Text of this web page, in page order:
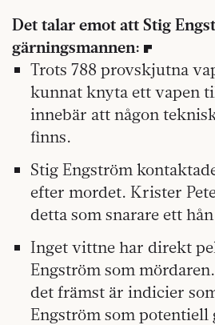
Det talar emot att Stig
gärningsmannen:
Trots 788 provskjutna
kunnat knyta ett vapen
innebär att någon
finns.
Stig Engström
efter mordet. Krister
detta som snarare ett
Inget vittne har direkt
Engström som
det främst är indicier
Engström som potentiell